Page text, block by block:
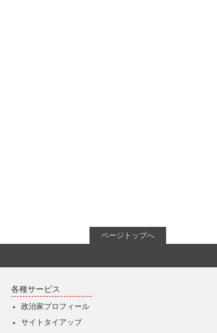
ページトップへ
各種サービス
政治家プロフィール
サイトタイアップ